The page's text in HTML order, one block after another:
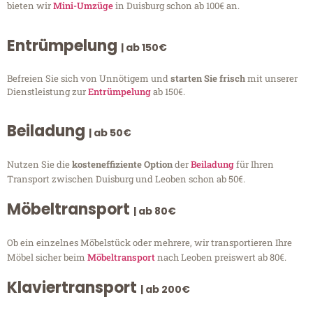
bieten wirMini-Umzügein Duisburg schon ab 100€ an.
Entrümpelung | ab 150€
Befreien Sie sich von Unnötigem undstarten Sie frischmit unserer
Dienstleistung zurEntrümpelungab 150€.
Beiladung | ab 50€
Nutzen Sie diekosteneffiziente OptionderBeiladungfür Ihren
Transport zwischen Duisburg und Leoben schon ab 50€.
Möbeltransport | ab 80€
Ob ein einzelnes Möbelstück oder mehrere, wir transportieren Ihre
Möbel sicher beim Möbeltransportnach Leoben preiswert ab 80€.
Klaviertransport | ab 200€